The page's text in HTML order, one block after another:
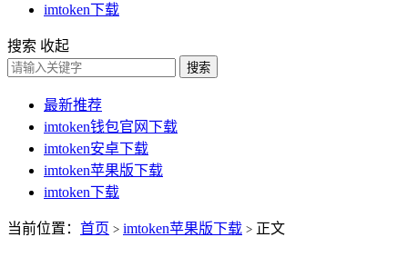
imtoken下载
搜索 收起
搜索
最新推荐
imtoken钱包官网下载
imtoken安卓下载
imtoken苹果版下载
imtoken下载
当前位置： 首页 > imtoken苹果版下载 > 正文